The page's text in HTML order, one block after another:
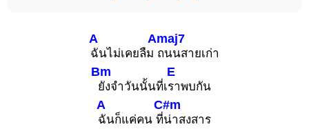
A
ฉันไม่เคยลืม
Amaj7
ถนนสายเก่า
Bm
ยังจำวันนั้นที่เ
E
ราพบกัน
A
ฉันก็แค่คน ที่
C#m
น่าสงสาร